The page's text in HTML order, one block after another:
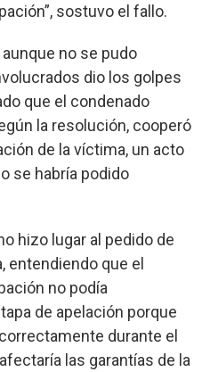
sostuvo el fallo.
no se pudo
dio los golpes
que el condenado
la resolución, cooperó
de la víctima, un acto
se habría podido
hizo lugar al pedido de
entendiendo que el
no podía
de apelación porque
durante el
las garantías de la